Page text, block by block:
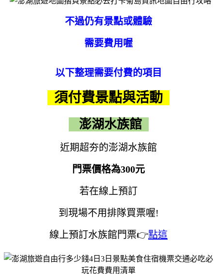
不過仍有景點或體驗
需要費用喔
以下整理需要付費的項目
須付費景點與活動
澎湖水族館
近期超夯的澎湖水族館
門票價格為300元
若在線上預訂
到現場不用排隊買票喔!
線上預訂水族館門票👉點這